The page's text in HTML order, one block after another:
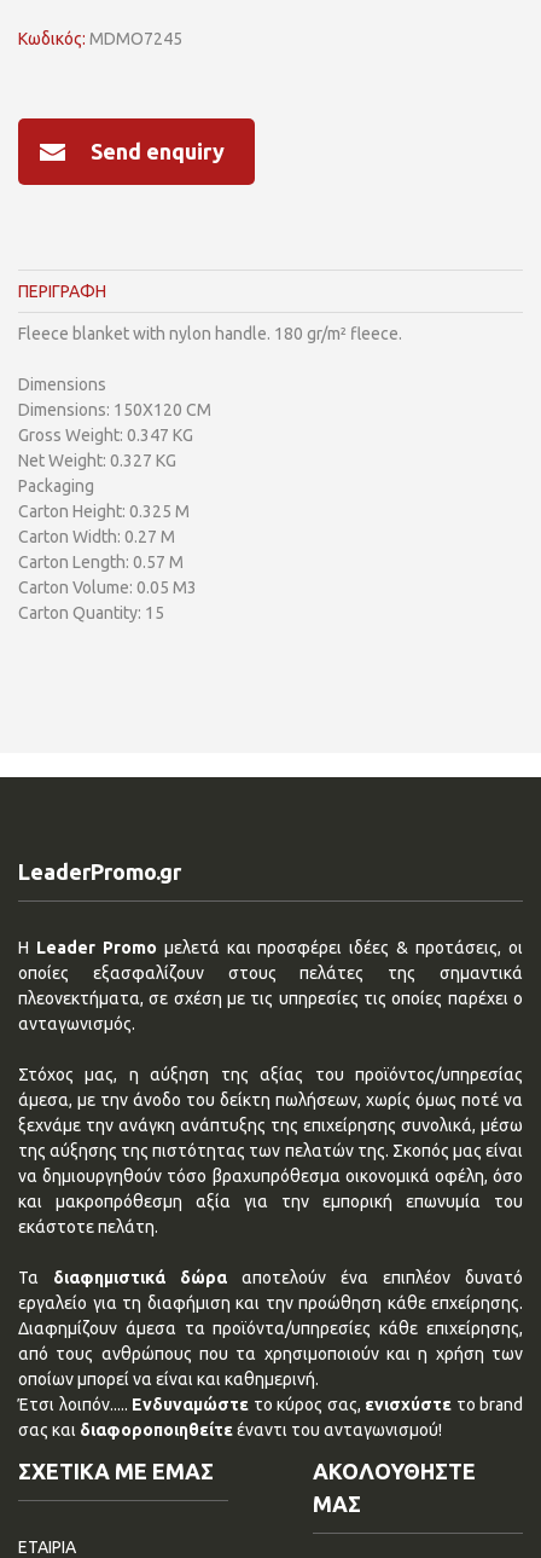
Κωδικός: MDMO7245
Send enquiry
ΠΕΡΙΓΡΑΦΗ
Fleece blanket with nylon handle. 180 gr/m² fleece.
Dimensions
Dimensions: 150X120 CM
Gross Weight: 0.347 KG
Net Weight: 0.327 KG
Packaging
Carton Height: 0.325 M
Carton Width: 0.27 M
Carton Length: 0.57 M
Carton Volume: 0.05 M3
Carton Quantity: 15
LeaderPromo.gr
Η Leader Promo μελετά και προσφέρει ιδέες & προτάσεις, οι
οποίες εξασφαλίζουν στους πελάτες της σημαντικά
πλεονεκτήματα, σε σχέση με τις υπηρεσίες τις οποίες παρέχει ο
ανταγωνισμός.
Στόχος μας, η αύξηση της αξίας του προϊόντος/υπηρεσίας
άμεσα, με την άνοδο του δείκτη πωλήσεων, χωρίς όμως ποτέ να
ξεχνάμε την ανάγκη ανάπτυξης της επιχείρησης συνολικά, μέσω
της αύξησης της πιστότητας των πελατών της. Σκοπός μας είναι
να δημιουργηθούν τόσο βραχυπρόθεσμα οικονομικά οφέλη, όσο
και μακροπρόθεσμη αξία για την εμπορική επωνυμία του
εκάστοτε πελάτη.
Τα διαφημιστικά δώρα αποτελούν ένα επιπλέον δυνατό
εργαλείο για τη διαφήμιση και την προώθηση κάθε επχείρησης.
Διαφημίζουν άμεσα τα προϊόντα/υπηρεσίες κάθε επιχείρησης,
από τους ανθρώπους που τα χρησιμοποιούν και η χρήση των
οποίων μπορεί να είναι και καθημερινή.
Έτσι λοιπόν..... Ενδυναμώστε το κύρος σας, ενισχύστε το brand
σας και διαφοροποιηθείτεέναντι του ανταγωνισμού!
ΣΧΕΤΙΚΑ ΜΕ ΕΜΑΣ
ΕΤΑΙΡΙΑ
ΑΚΟΛΟΥΘΗΣΤΕ
ΜΑΣ